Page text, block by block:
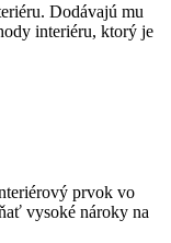
Dodávajú mu
interiéru, ktorý je
prvok vo
vysoké nároky na